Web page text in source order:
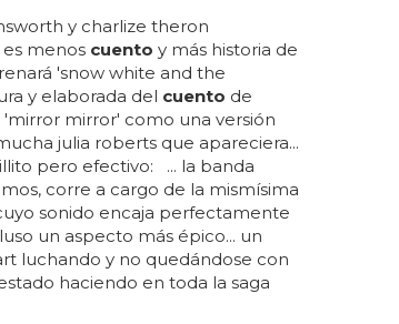
y charlize theron
menos cuento y más historia de
'snow white and the
y elaborada del cuento de
'mirror mirror' como una versión
julia roberts que apareciera...
pero efectivo: ... la banda
corre a cargo de la mismísima
sonido encaja perfectamente
un aspecto más épico... un
luchando y no quedándose con
haciendo en toda la saga